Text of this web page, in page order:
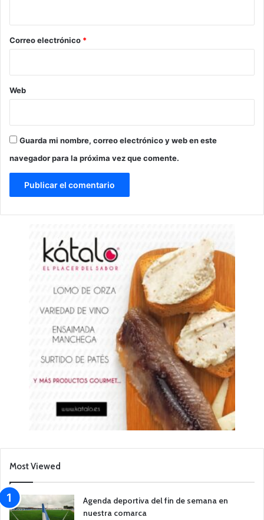
*
Correo electrónico *
Web
Guarda mi nombre, correo electrónico y web en este
navegador para la próxima vez que comente.
Most Viewed
Agenda deportiva del fin de semana en
nuestra comarca